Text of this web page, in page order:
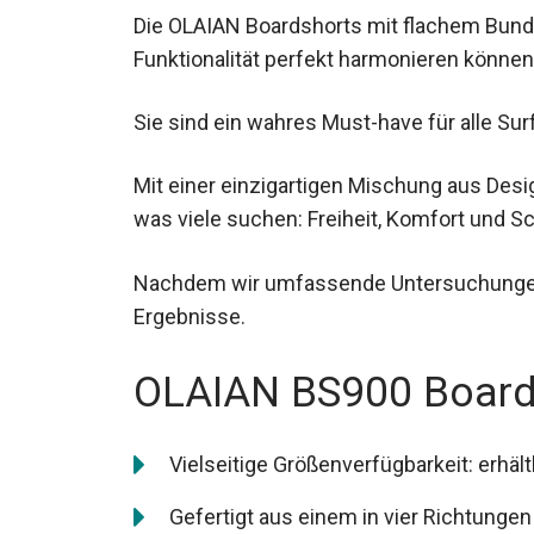
Die OLAIAN Boardshorts mit flachem
Funktionalität perfekt harmonieren
Sie sind ein wahres Must-have für alle
Mit einer einzigartigen Mischung aus
was viele suchen: Freiheit, Komfort und
Nachdem wir umfassende
Ergebnisse.
OLAIAN BS900
Vielseitige Größenverfügbarkeit:
Gefertigt aus einem in vier